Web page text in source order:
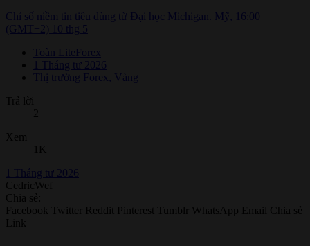
Chỉ số niềm tin tiêu dùng từ Đại học Michigan. Mỹ, 16:00
(GMT+2) 10 thg 5
Toàn LiteForex
1 Tháng tư 2026
Thị trường Forex, Vàng
Trả lời
Xem
1K
1 Tháng tư 2026
CedricWef
Chia sẻ:
Facebook Twitter Reddit Pinterest Tumblr WhatsApp Email
Chia sẻ
Link